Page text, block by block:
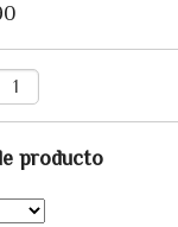
producto